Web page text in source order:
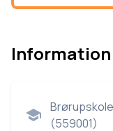
Information
(559001)